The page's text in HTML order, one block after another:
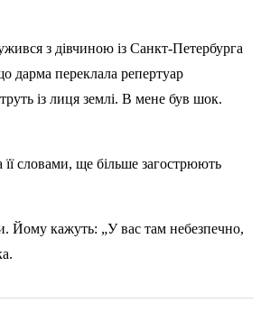
з дівчиною із Санкт-Петербурга
дарма переклала репертуар
із лиця землі. В мене був шок.
словами, ще більше загострюють
Йому кажуть: „У вас там небезпечно,